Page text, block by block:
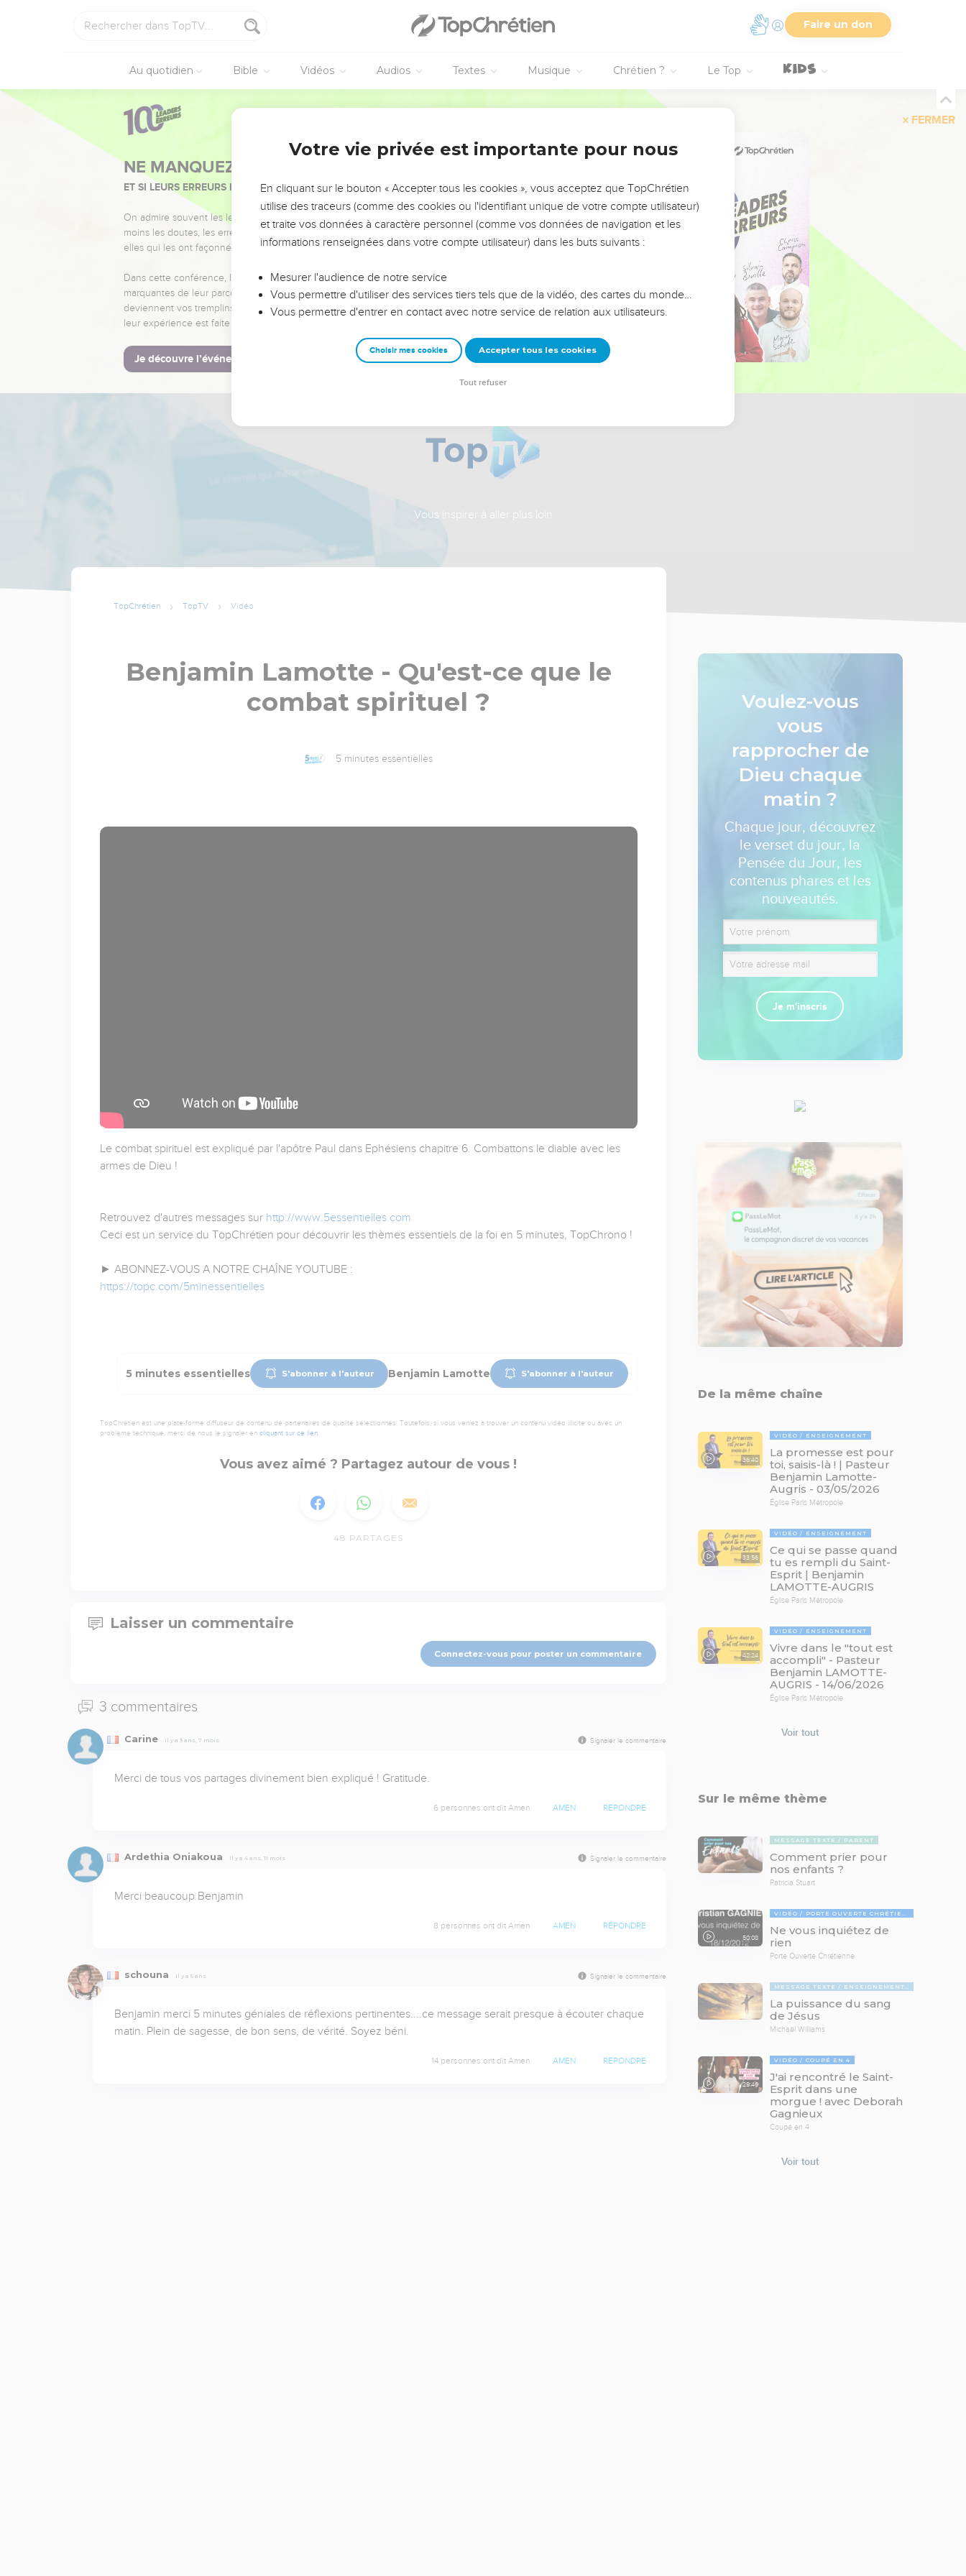
Faire un don
Au quotidien Bible Vidéos Audios Textes Musique Chrétien ? Le Top
FERMER
NE MANQUEZ PAS L’ÉVÉNEMENT DE L’ANNÉE !
ET SI LEURS ERREURS POUVAIENT VOUS ÉVITER LES VOTRES ?
On admire souvent les leaders pour leurs réussites, leur impact, leur foi ou leur vision. Mais on voit
moins les doutes, les erreurs et les saisons difficiles qu'ils ont traversés, alors même que ce sont
elles qui les ont façonnés.
Dans cette conférence, leaders, entrepreneurs, et responsables reviennent sur les erreurs
marquantes de leur parcours et les clés pour avancer avec plus de sagesse afin que leurs erreurs
deviennent vos tremplins. Que vous guidiez un ministère, une équipe, un groupe ou une famille,
leur expérience est faite pour vous.
Je découvre l’événement
Vous inspirer à aller plus loin
TopChrétien TopTV Vidéo
Benjamin Lamotte - Qu'est-ce que le
combat spirituel ?
5 minutes essentielles
Le combat spirituel est expliqué par l'apôtre Paul dans Ephésiens chapitre 6. Combattons le diable avec les
armes de Dieu !
Retrouvez d'autres messages sur http://www.5essentielles.com
Ceci est un service du TopChrétien pour découvrir les thèmes essentiels de la foi en 5 minutes, TopChrono !
► ABONNEZ-VOUS A NOTRE CHAÎNE YOUTUBE :
https://topc.com/5minessentielles
5 minutes essentielles S'abonner à l'auteur Benjamin Lamotte S'abonner à l'auteur
TopChrétien est une plate-forme diffuseur de contenu de partenaires de qualité sélectionnés. Toutefois, si vous veniez à trouver un contenu vidéo illicite ou avec un
problème technique, merci de nous le signaler en cliquant sur ce lien.
Vous avez aimé ? Partagez autour de vous !
48 PARTAGES
Laisser un commentaire
Connectez-vous pour poster un commentaire
3 commentaires
Carine Il y a 3 ans, 7 mois Signaler le commentaire
Merci de tous vos partages divinement bien expliqué ! Gratitude.
6 personnes ont dit Amen AMEN RÉPONDRE
Ardethia Oniakoua Il y a 4 ans, 11 mois Signaler le commentaire
Merci beaucoup Benjamin
8 personnes ont dit Amen AMEN RÉPONDRE
schouna Il y a 5 ans Signaler le commentaire
Benjamin merci 5 minutes géniales de réflexions pertinentes....ce message serait presque à écouter chaque
matin. Plein de sagesse, de bon sens, de vérité. Soyez béni.
14 personnes ont dit Amen AMEN RÉPONDRE
Voulez-vous
vous
rapprocher de
Dieu chaque
matin ?
Chaque jour, découvrez
le verset du jour, la
Pensée du Jour, les
contenus phares et les
nouveautés.
Je m'inscris
De la même chaîne
36:40
VIDÉO ENSEIGNEMENT
La promesse est pour
toi, saisis-là ! | Pasteur
Benjamin Lamotte-
Augris - 03/05/2026
Église Paris Métropole
33:56
VIDÉO ENSEIGNEMENT
Ce qui se passe quand
tu es rempli du Saint-
Esprit | Benjamin
LAMOTTE-AUGRIS
Église Paris Métropole
42:24
VIDÉO ENSEIGNEMENT
Vivre dans le "tout est
accompli" - Pasteur
Benjamin LAMOTTE-
AUGRIS - 14/06/2026
Église Paris Métropole
Voir tout
Sur le même thème
MESSAGE TEXTE PARENT
Comment prier pour
nos enfants ?
Patricia Stuart
50:08
VIDÉO PORTE OUVERTE CHRÉTIENNE
Ne vous inquiétez de
rien
Porte Ouverte Chrétienne
MESSAGE TEXTE ENSEIGNEMENTS BIBLIQUES
La puissance du sang
de Jésus
Michaël Williams
29:46
VIDÉO COUPÉ EN 4
J'ai rencontré le Saint-
Esprit dans une
morgue ! avec Deborah
Gagnieux
Coupé en 4
Voir tout
Votre vie privée est importante pour nous
En cliquant sur le bouton « Accepter tous les cookies », vous acceptez que TopChrétien
utilise des traceurs (comme des cookies ou l'identifiant unique de votre compte utilisateur)
et traite vos données à caractère personnel (comme vos données de navigation et les
informations renseignées dans votre compte utilisateur) dans les buts suivants :
Mesurer l'audience de notre service
Vous permettre d'utiliser des services tiers tels que de la vidéo, des cartes du monde…
Vous permettre d'entrer en contact avec notre service de relation aux utilisateurs.
Choisir mes cookies Accepter tous les cookies
Tout refuser